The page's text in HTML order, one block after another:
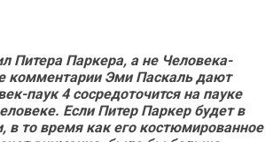
Питера Паркера, а не Человека-
комментарии Эми Паскаль дают
паук 4 сосредоточится на пауке
Если Питер Паркер будет в
в то время как его костюмированное